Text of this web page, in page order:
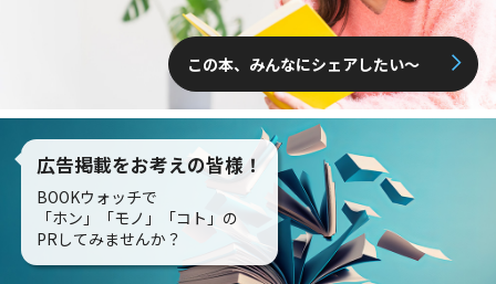
この本、みんなにシェアしたい〜
広告掲載をお考えの皆様！
BOOKウォッチで
「ホン」「モノ」「コト」の
PRしてみませんか？